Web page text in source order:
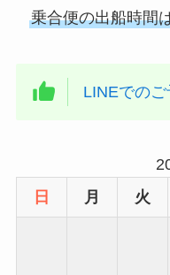
乗合便の出船時間
LINEでのご
日
月 火